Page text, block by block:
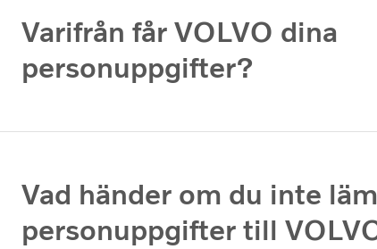
Varifrån får VOLVO dina
personuppgifter?
Vad händer om du inte
personuppgifter till